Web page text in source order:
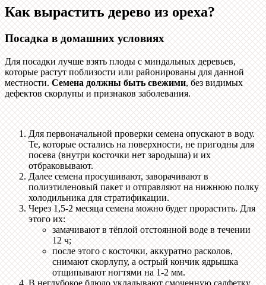
Как вырастить дерево из ореха?
Посадка в домашних условиях
Для посадки лучше взять плоды с миндальных деревьев,
которые растут поблизости или районированы для данной
местности.Семена должны быть свежими, без видимых
дефектов скорлупы и признаков заболевания.
Для первоначальной проверки семена опускают в воду.
Те, которые остались на поверхности, не пригодны для
посева (внутри косточки нет зародыша) и их
отбраковывают.
Далее семена просушивают, заворачивают в
полиэтиленовый пакет и отправляют на нижнюю полку
холодильника для стратификации.
Через 1,5-2 месяца семена можно будет прорастить. Для
этого их:
замачивают в тёплой отстоянной воде в течении
12 ч;
после этого с косточки, аккуратно расколов,
снимают скорлупу, а острый кончик ядрышка
отщипывают ногтями на 1-2 мм.
В неглубокое блюдо укладывают смоченную салфетку,